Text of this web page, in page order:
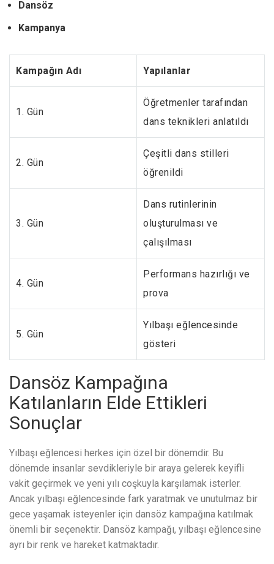
Dansöz
Kampanya
Kampağın Adı Yapılanlar
1. Gün
Öğretmenler tarafından
dans teknikleri anlatıldı
2. Gün
Çeşitli dans stilleri
öğrenildi
3. Gün
Dans rutinlerinin
oluşturulması ve
çalışılması
4. Gün
Performans hazırlığı ve
prova
5. Gün
Yılbaşı eğlencesinde
gösteri
Dansöz Kampağına
Katılanların Elde Ettikleri
Sonuçlar
Yılbaşı eğlencesi herkes için özel bir dönemdir. Bu
dönemde insanlar sevdikleriyle bir araya gelerek keyifli
vakit geçirmek ve yeni yılı coşkuyla karşılamak isterler.
Ancak yılbaşı eğlencesinde fark yaratmak ve unutulmaz bir
gece yaşamak isteyenler için dansöz kampağına katılmak
önemli bir seçenektir. Dansöz kampağı, yılbaşı eğlencesine
ayrı bir renk ve hareket katmaktadır.